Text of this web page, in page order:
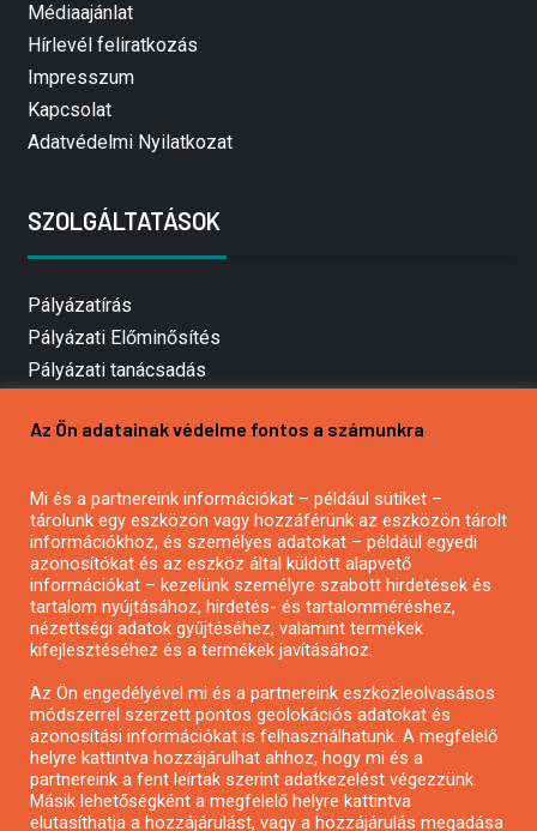
Médiaajánlat
Hírlevél feliratkozás
Impresszum
Kapcsolat
Adatvédelmi Nyilatkozat
SZOLGÁLTATÁSOK
Pályázatírás
Pályázati Előminősítés
Pályázati tanácsadás
Mezőgazdasági pályázatírás
Pályázatírás civil szervezeteknek
Pályázatírás önkormányzatoknak
Pályázatfigyelés
Specifikus pályázatfigyelés vagy hírlevél
Pályázatok magánszemélyeknek
Pályázatok civil szervezeteknek
Pályázatok vállalkozásoknak
Az Ön adatainak védelme fontos a számunkra
Mi és a partnereink információkat – például sütiket –
tárolunk egy eszközön vagy hozzáférünk az eszközön tárolt
információkhoz, és személyes adatokat – például egyedi
azonosítókat és az eszköz által küldött alapvető
információkat – kezelünk személyre szabott hirdetések és
tartalom nyújtásához, hirdetés- és tartalomméréshez,
nézettségi adatok gyűjtéséhez, valamint termékek
kifejlesztéséhez és a termékek javításához.
Az Ön engedélyével mi és a partnereink eszközleolvasásos
módszerrel szerzett pontos geolokációs adatokat és
azonosítási információkat is felhasználhatunk. A megfelelő
helyre kattintva hozzájárulhat ahhoz, hogy mi és a
partnereink a fent leírtak szerint adatkezelést végezzünk.
Másik lehetőségként a megfelelő helyre kattintva
elutasíthatja a hozzájárulást, vagy a hozzájárulás megadása